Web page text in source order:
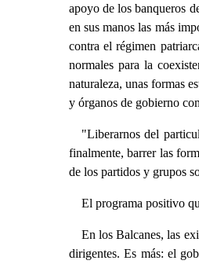
apoyo de los banqueros
en sus manos las más
contra el régimen
normales para la
naturaleza, unas formas
y órganos de gobierno
"Liberarnos del
finalmente, barrer las
de los partidos y grupos
El programa positivo
En los Balcanes, las
dirigentes. Es más: el